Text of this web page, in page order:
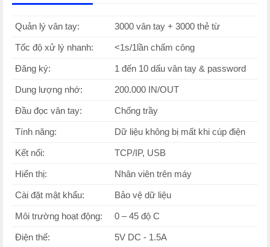
Quản lý vân tay: 3000 vân tay + 3000 thẻ từ
Tốc độ xử lý nhanh: <1s/1lần chấm công
Đăng ký: 1 đến 10 dấu vân tay & password
Dung lượng nhớ: 200.000 IN/OUT
Đầu đọc vân tay: Chống trầy
Tính năng: Dữ liệu không bị mất khi cúp điện
Kết nối: TCP/IP, USB
Hiển thị: Nhân viên trên máy
Cài đặt mật khẩu: Bảo vệ dữ liệu
Môi trường hoạt động: 0 – 45 độ C
Điện thế: 5V DC - 1.5A